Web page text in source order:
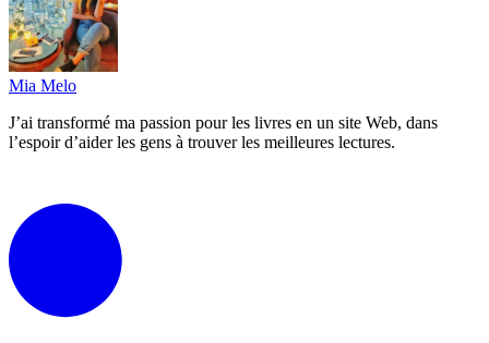
Mia Melo
J’ai transformé ma passion pour les livres en un site Web, dans
l’espoir d’aider les gens à trouver les meilleures lectures.